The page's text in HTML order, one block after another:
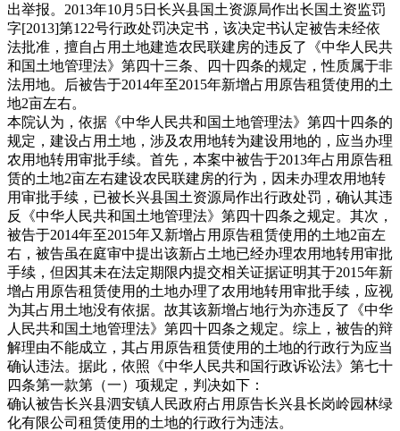
出举报。2013年10月5日长兴县国土资源局作出长国土资监罚
字[2013]第122号行政处罚决定书，该决定书认定被告未经依
法批准，擅自占用土地建造农民联建房的违反了《中华人民共
和国土地管理法》第四十三条、四十四条的规定，性质属于非
法用地。后被告于2014年至2015年新增占用原告租赁使用的土
地2亩左右。
本院认为，依据《中华人民共和国土地管理法》第四十四条的
规定，建设占用土地，涉及农用地转为建设用地的，应当办理
农用地转用审批手续。首先，本案中被告于2013年占用原告租
赁的土地2亩左右建设农民联建房的行为，因未办理农用地转
用审批手续，已被长兴县国土资源局作出行政处罚，确认其违
反《中华人民共和国土地管理法》第四十四条之规定。其次，
被告于2014年至2015年又新增占用原告租赁使用的土地2亩左
右，被告虽在庭审中提出该新占土地已经办理农用地转用审批
手续，但因其未在法定期限内提交相关证据证明其于2015年新
增占用原告租赁使用的土地办理了农用地转用审批手续，应视
为其占用土地没有依据。故其该新增占地行为亦违反了《中华
人民共和国土地管理法》第四十四条之规定。综上，被告的辩
解理由不能成立，其占用原告租赁使用的土地的行政行为应当
确认违法。据此，依照《中华人民共和国行政诉讼法》第七十
四条第一款第（一）项规定，判决如下：
确认被告长兴县泗安镇人民政府占用原告长兴县长岗岭园林绿
化有限公司租赁使用的土地的行政行为违法。